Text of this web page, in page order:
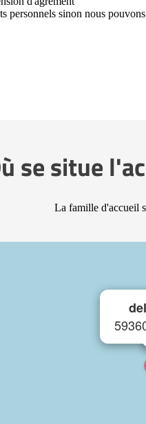
personnels sinon nous
se situe
La famille d'accueil